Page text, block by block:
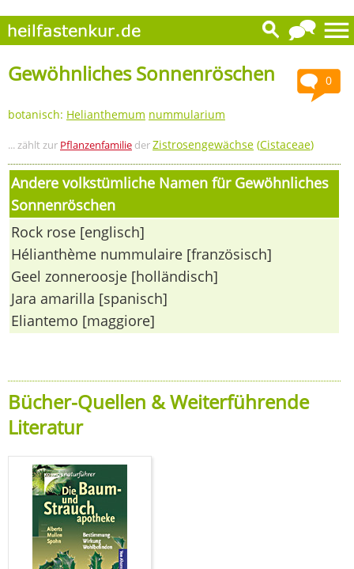
0
Gewöhnliches Sonnenröschen
botanisch: Helianthemum nummularium
... zählt zur Pflanzenfamilie derZistrosengewächse (Cistaceae)
Andere volkstümliche Namen für Gewöhnliches
Sonnenröschen
Rock rose [englisch]
Hélianthème nummulaire [französisch]
Geel zonneroosje [holländisch]
Jara amarilla [spanisch]
Eliantemo [maggiore]
Bücher-Quellen & Weiterführende
Literatur